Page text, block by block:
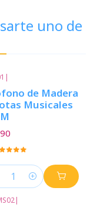
uno de
|
de Madera
Musicales
|